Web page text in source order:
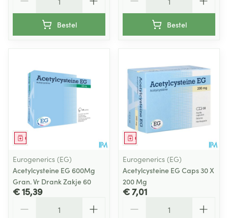
Bestel Bestel
Geneesmiddel
Eurogenerics (EG)
Acetylcysteine EG 600Mg
Gran. Vr Drank Zakje 60
€ 15,39
Geneesmiddel
Eurogenerics (EG)
Acetylcysteine EG Caps 30 X
200 Mg
€ 7,01